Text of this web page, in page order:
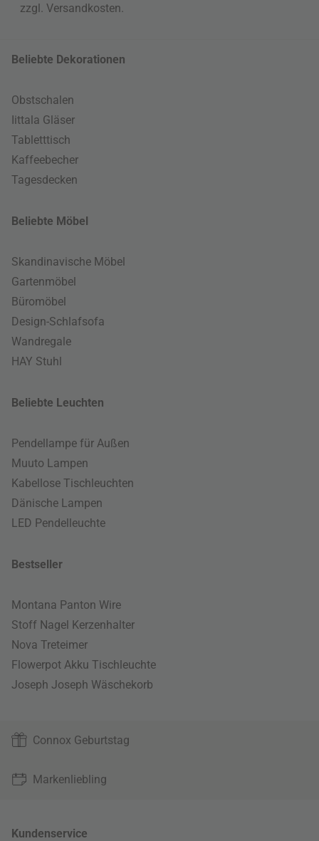
zzgl. Versandkosten
Beliebte Dekorationen
Obstschalen
Iittala Gläser
Tabletttisch
Kaffeebecher
Tagesdecken
Beliebte Möbel
Skandinavische Möbel
Gartenmöbel
Büromöbel
Design-Schlafsofa
Wandregale
HAY Stuhl
Beliebte Leuchten
Pendellampe für Außen
Muuto Lampen
Kabellose Tischleuchten
Dänische Lampen
LED Pendelleuchte
Bestseller
Montana Panton Wire
Stoff Nagel Kerzenhalter
Nova Treteimer
Flowerpot Akku Tischleuchte
Joseph Joseph Wäschekorb
Connox Geburtstag
Markenliebling
Kundenservice